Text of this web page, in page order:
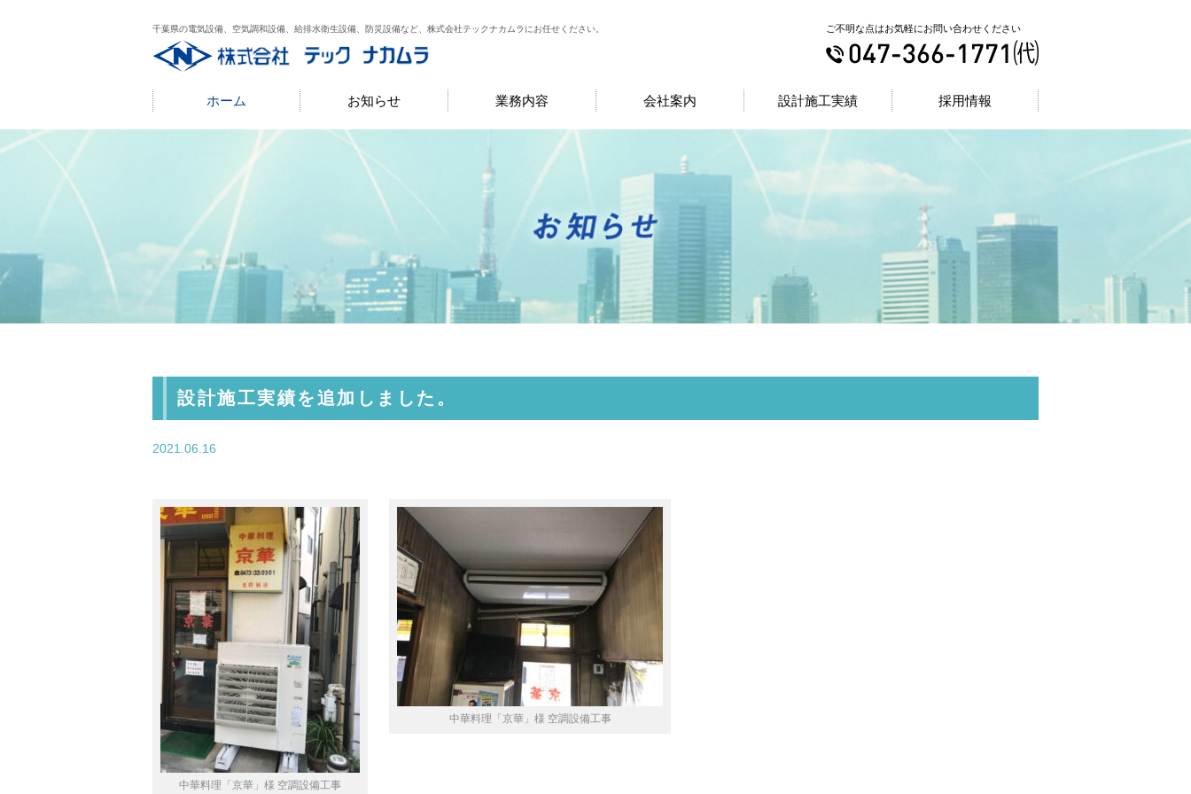
千葉県の電気設備、空気調和設備、給排水衛生設備、防災設備など、株式会社テックナカムラにお任せください。 ご不明な点はお気軽にお問い合わせください
ホーム お知らせ 業務内容 会社案内 設計施工実績 採用情報
設計施工実績を追加しました。
2021.06.16
中華料理「京華」様 空調設備工事
中華料理「京華」様 空調設備工事